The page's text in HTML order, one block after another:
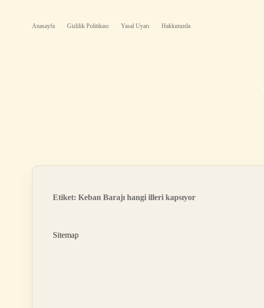
Anasayfa Gizlilik Politikası Yasal Uyarı Hakkımızda
Etiket: Keban Barajı hangi illeri kapsıyor
Sitemap